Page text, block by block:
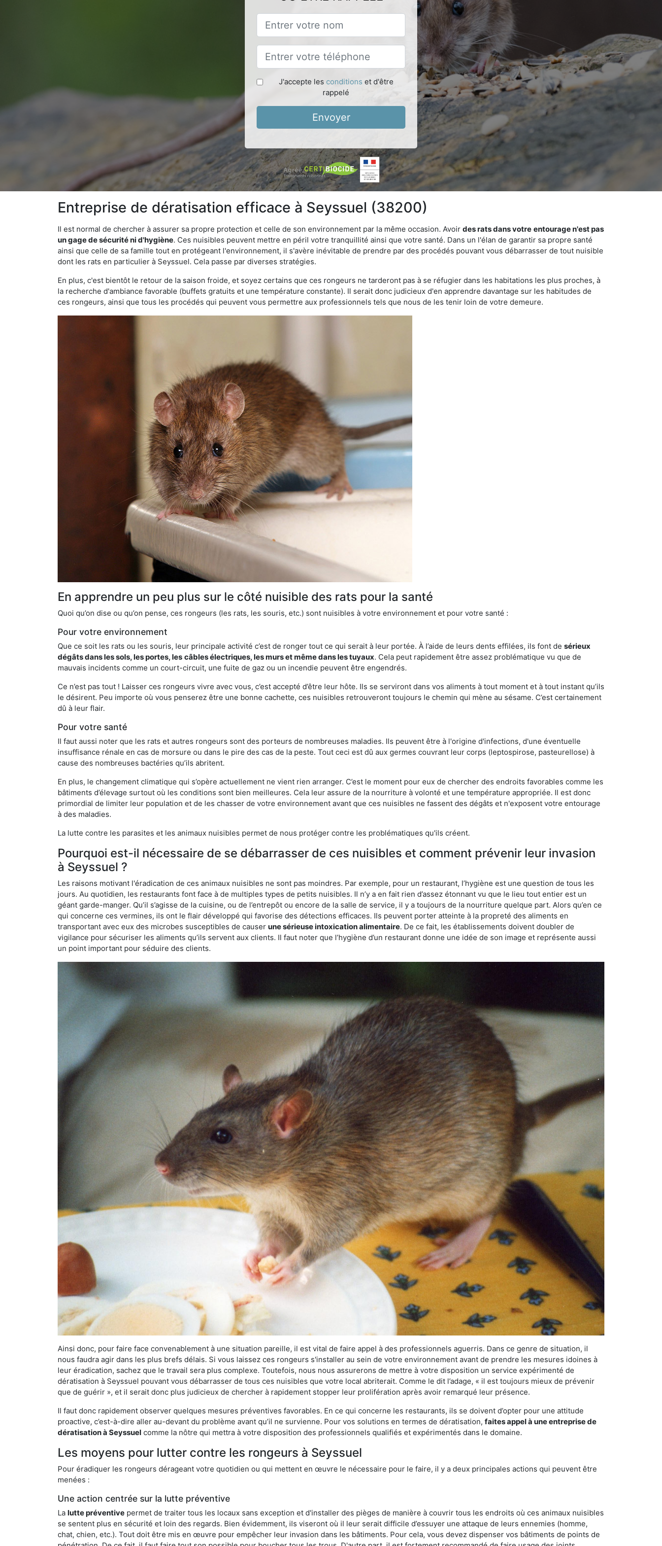
J'accepte les conditions et d'être
rappelé
Envoyer
Entreprise de dératisation efficace à Seyssuel (38200)
Il est normal de chercher à assurer sa propre protection et celle de son environnement par la même occasion. Avoir des rats dans votre entourage n'est pas
un gage de sécurité ni d'hygiène. Ces nuisibles peuvent mettre en péril votre tranquillité ainsi que votre santé. Dans un l'élan de garantir sa propre santé
ainsi que celle de sa famille tout en protégeant l'environnement, il s'avère inévitable de prendre par des procédés pouvant vous débarrasser de tout nuisible
dont les rats en particulier à Seyssuel. Cela passe par diverses stratégies.
En plus, c'est bientôt le retour de la saison froide, et soyez certains que ces rongeurs ne tarderont pas à se réfugier dans les habitations les plus proches, à
la recherche d'ambiance favorable (buffets gratuits et une température constante). Il serait donc judicieux d'en apprendre davantage sur les habitudes de
ces rongeurs, ainsi que tous les procédés qui peuvent vous permettre aux professionnels tels que nous de les tenir loin de votre demeure.
En apprendre un peu plus sur le côté nuisible des rats pour la santé
Quoi qu’on dise ou qu’on pense, ces rongeurs (les rats, les souris, etc.) sont nuisibles à votre environnement et pour votre santé :
Pour votre environnement
Que ce soit les rats ou les souris, leur principale activité c’est de ronger tout ce qui serait à leur portée. À l’aide de leurs dents effilées, ils font de sérieux
dégâts dans les sols, les portes, les câbles électriques, les murs et même dans les tuyaux. Cela peut rapidement être assez problématique vu que de
mauvais incidents comme un court-circuit, une fuite de gaz ou un incendie peuvent être engendrés.
Ce n’est pas tout ! Laisser ces rongeurs vivre avec vous, c’est accepté d’être leur hôte. Ils se serviront dans vos aliments à tout moment et à tout instant qu’ils
le désirent. Peu importe où vous penserez être une bonne cachette, ces nuisibles retrouveront toujours le chemin qui mène au sésame. C’est certainement
dû à leur flair.
Pour votre santé
Il faut aussi noter que les rats et autres rongeurs sont des porteurs de nombreuses maladies. Ils peuvent être à l'origine d'infections, d'une éventuelle
insuffisance rénale en cas de morsure ou dans le pire des cas de la peste. Tout ceci est dû aux germes couvrant leur corps (leptospirose, pasteurellose) à
cause des nombreuses bactéries qu’ils abritent.
En plus, le changement climatique qui s’opère actuellement ne vient rien arranger. C’est le moment pour eux de chercher des endroits favorables comme les
bâtiments d’élevage surtout où les conditions sont bien meilleures. Cela leur assure de la nourriture à volonté et une température appropriée. Il est donc
primordial de limiter leur population et de les chasser de votre environnement avant que ces nuisibles ne fassent des dégâts et n'exposent votre entourage
à des maladies.
La lutte contre les parasites et les animaux nuisibles permet de nous protéger contre les problématiques qu'ils créent.
Pourquoi est-il nécessaire de se débarrasser de ces nuisibles et comment prévenir leur invasion
à Seyssuel ?
Les raisons motivant l'éradication de ces animaux nuisibles ne sont pas moindres. Par exemple, pour un restaurant, l’hygiène est une question de tous les
jours. Au quotidien, les restaurants font face à de multiples types de petits nuisibles. Il n’y a en fait rien d’assez étonnant vu que le lieu tout entier est un
géant garde-manger. Qu’il s’agisse de la cuisine, ou de l’entrepôt ou encore de la salle de service, il y a toujours de la nourriture quelque part. Alors qu’en ce
qui concerne ces vermines, ils ont le flair développé qui favorise des détections efficaces. Ils peuvent porter atteinte à la propreté des aliments en
transportant avec eux des microbes susceptibles de causer une sérieuse intoxication alimentaire. De ce fait, les établissements doivent doubler de
vigilance pour sécuriser les aliments qu’ils servent aux clients. Il faut noter que l’hygiène d’un restaurant donne une idée de son image et représente aussi
un point important pour séduire des clients.
Ainsi donc, pour faire face convenablement à une situation pareille, il est vital de faire appel à des professionnels aguerris. Dans ce genre de situation, il
nous faudra agir dans les plus brefs délais. Si vous laissez ces rongeurs s'installer au sein de votre environnement avant de prendre les mesures idoines à
leur éradication, sachez que le travail sera plus complexe. Toutefois, nous nous assurerons de mettre à votre disposition un service expérimenté de
dératisation à Seyssuel pouvant vous débarrasser de tous ces nuisibles que votre local abriterait. Comme le dit l’adage, « il est toujours mieux de prévenir
que de guérir », et il serait donc plus judicieux de chercher à rapidement stopper leur prolifération après avoir remarqué leur présence.
Il faut donc rapidement observer quelques mesures préventives favorables. En ce qui concerne les restaurants, ils se doivent d’opter pour une attitude
proactive, c’est-à-dire aller au-devant du problème avant qu’il ne survienne. Pour vos solutions en termes de dératisation, faites appel à une entreprise de
dératisation à Seyssuel comme la nôtre qui mettra à votre disposition des professionnels qualifiés et expérimentés dans le domaine.
Les moyens pour lutter contre les rongeurs à Seyssuel
Pour éradiquer les rongeurs dérageant votre quotidien ou qui mettent en œuvre le nécessaire pour le faire, il y a deux principales actions qui peuvent être
menées :
Une action centrée sur la lutte préventive
La lutte préventive permet de traiter tous les locaux sans exception et d'installer des pièges de manière à couvrir tous les endroits où ces animaux nuisibles
se sentent plus en sécurité et loin des regards. Bien évidemment, ils viseront où il leur serait difficile d’essuyer une attaque de leurs ennemies (homme,
chat, chien, etc.). Tout doit être mis en œuvre pour empêcher leur invasion dans les bâtiments. Pour cela, vous devez dispenser vos bâtiments de points de